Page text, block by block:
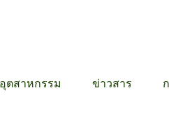
อุตสาหกรรม ข่าวสาร